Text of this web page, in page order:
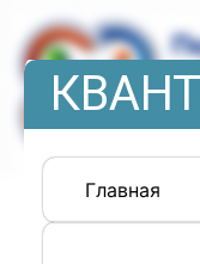
Главная